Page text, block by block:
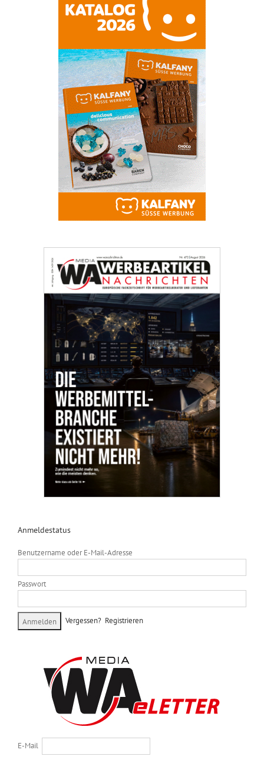
Anmeldestatus
Benutzername oder E-Mail-Adresse
Passwort
Vergessen? Registrieren
E-Mail